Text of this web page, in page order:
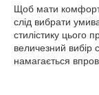
Щоб мати
слід вибрати
стилістику цього
величезний вибір
намагається